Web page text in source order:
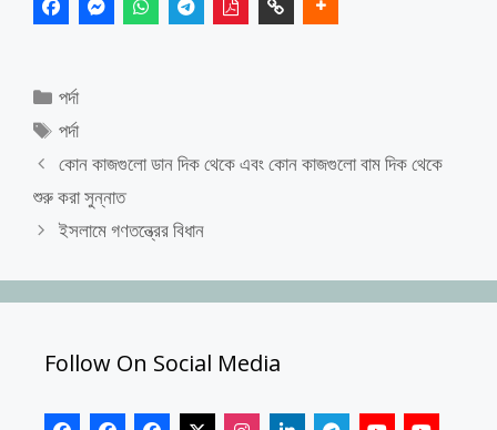
Categories
পর্দা
Tags
পর্দা
কোন কাজগুলো ডান দিক থেকে এবং কোন কাজগুলো বাম দিক থেকে
শুরু করা সুন্নাত
ইসলামে গণতন্ত্রের বিধান
Follow On Social Media